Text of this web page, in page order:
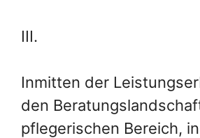
III.
Inmitten der
den
pflegerischen Bereich,